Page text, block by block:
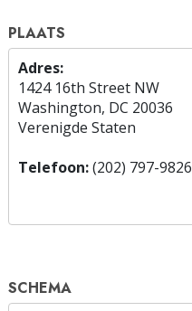
PLAATS
Adres:
1424 16th Street NW
Washington, DC 20036
Verenigde Staten
Telefoon:(202) 797-9826
SCHEMA